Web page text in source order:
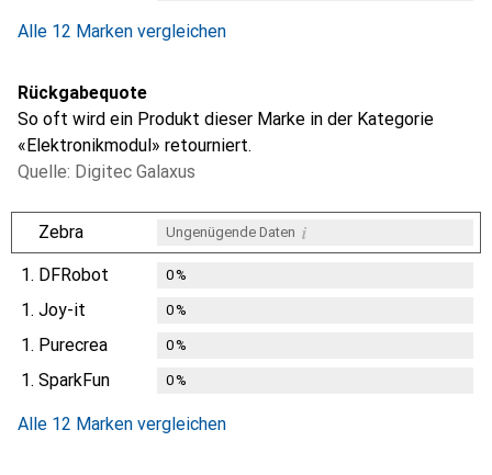
Alle 12 Marken vergleichen
Rückgabequote
So oft wird ein Produkt dieser Marke in der Kategorie
«Elektronikmodul» retourniert.
Quelle: Digitec Galaxus
Zebra Ungenügende Daten i
1. DFRobot 0%
1. Joy-it 0%
1. Purecrea 0%
1. SparkFun 0%
Alle 12 Marken vergleichen